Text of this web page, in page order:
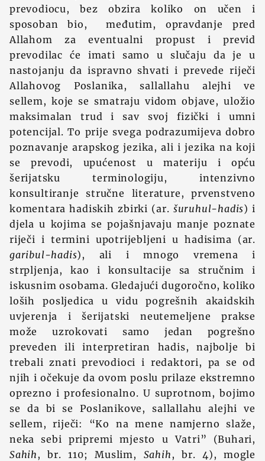
prevodiocu, bez obzira koliko on učen i
sposoban bio, međutim, opravdanje pred
Allahom za eventualni propust i previd
prevodilac će imati samo u slučaju da je u
nastojanju da ispravno shvati i prevede riječi
Allahovog Poslanika, sallallahu alejhi ve
sellem, koje se smatraju vidom objave, uložio
maksimalan trud i sav svoj fizički i umni
potencijal. To prije svega podrazumijeva dobro
poznavanje arapskog jezika, ali i jezika na koji
se prevodi, upućenost u materiju i opću
šerijatsku terminologiju, intenzivno
konsultiranje stručne literature, prvenstveno
komentara hadiskih zbirki (ar. šuruhul-hadis) i
djela u kojima se pojašnjavaju manje poznate
riječi i termini upotrijebljeni u hadisima (ar.
garibul-hadis), ali i mnogo vremena i
strpljenja, kao i konsultacije sa stručnim i
iskusnim osobama. Gledajući dugoročno, koliko
loših posljedica u vidu pogrešnih akaidskih
uvjerenja i šerijatski neutemeljene prakse
može uzrokovati samo jedan pogrešno
preveden ili interpretiran hadis, najbolje bi
trebali znati prevodioci i redaktori, pa se od
njih i očekuje da ovom poslu prilaze ekstremno
oprezno i profesionalno. U suprotnom, bojimo
se da bi se Poslanikove, sallallahu alejhi ve
sellem, riječi: “Ko na mene namjerno slaže,
neka sebi pripremi mjesto u Vatri” (Buhari,
Sahih, br. 110; Muslim, Sahih, br. 4), mogle